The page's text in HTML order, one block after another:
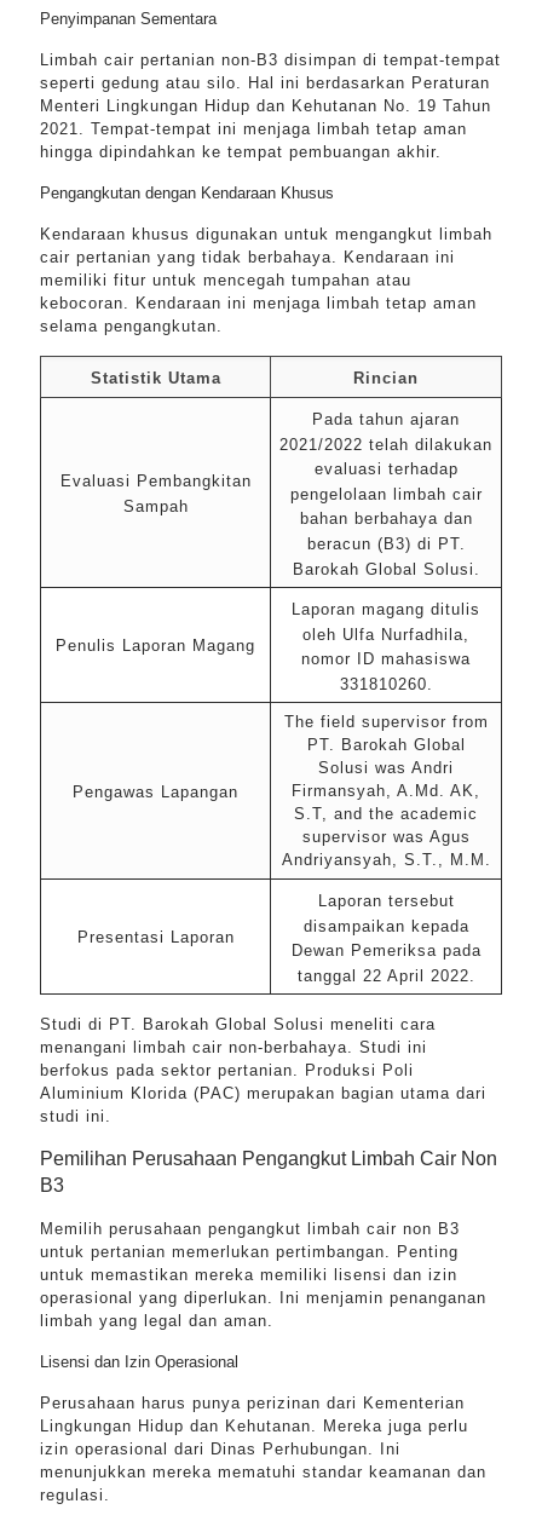
Penyimpanan Sementara
Limbah cair pertanian non-B3 disimpan di tempat-tempat
seperti gedung atau silo. Hal ini berdasarkan Peraturan
Menteri Lingkungan Hidup dan Kehutanan No. 19 Tahun
2021. Tempat-tempat ini menjaga limbah tetap aman
hingga dipindahkan ke tempat pembuangan akhir.
Pengangkutan dengan Kendaraan Khusus
Kendaraan khusus digunakan untuk mengangkut limbah
cair pertanian yang tidak berbahaya. Kendaraan ini
memiliki fitur untuk mencegah tumpahan atau
kebocoran. Kendaraan ini menjaga limbah tetap aman
selama pengangkutan.
Statistik Utama Rincian
Evaluasi Pembangkitan
Sampah
Pada tahun ajaran
2021/2022 telah dilakukan
evaluasi terhadap
pengelolaan limbah cair
bahan berbahaya dan
beracun (B3) di PT.
Barokah Global Solusi.
Penulis Laporan Magang
Laporan magang ditulis
oleh Ulfa Nurfadhila,
nomor ID mahasiswa
331810260.
Pengawas Lapangan
The field supervisor from
PT. Barokah Global
Solusi was Andri
Firmansyah, A.Md. AK,
S.T, and the academic
supervisor was Agus
Andriyansyah, S.T., M.M.
Presentasi Laporan
Laporan tersebut
disampaikan kepada
Dewan Pemeriksa pada
tanggal 22 April 2022.
Studi di PT. Barokah Global Solusi meneliti cara
menangani limbah cair non-berbahaya. Studi ini
berfokus pada sektor pertanian. Produksi Poli
Aluminium Klorida (PAC) merupakan bagian utama dari
studi ini.
Pemilihan Perusahaan Pengangkut Limbah Cair Non
B3
Memilih perusahaan pengangkut limbah cair non B3
untuk pertanian memerlukan pertimbangan. Penting
untuk memastikan mereka memiliki lisensi dan izin
operasional yang diperlukan. Ini menjamin penanganan
limbah yang legal dan aman.
Lisensi dan Izin Operasional
Perusahaan harus punya perizinan dari Kementerian
Lingkungan Hidup dan Kehutanan. Mereka juga perlu
izin operasional dari Dinas Perhubungan. Ini
menunjukkan mereka mematuhi standar keamanan dan
regulasi.